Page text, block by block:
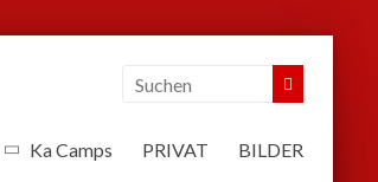
Ka Camps PRIVAT BILDER